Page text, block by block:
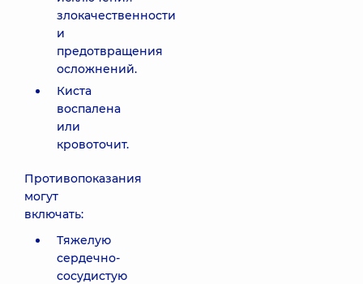
злокачественности
и
предотвращения
осложнений.
Киста
воспалена
или
кровоточит.
Противопоказания
могут
включать:
Тяжелую
сердечно-
сосудистую